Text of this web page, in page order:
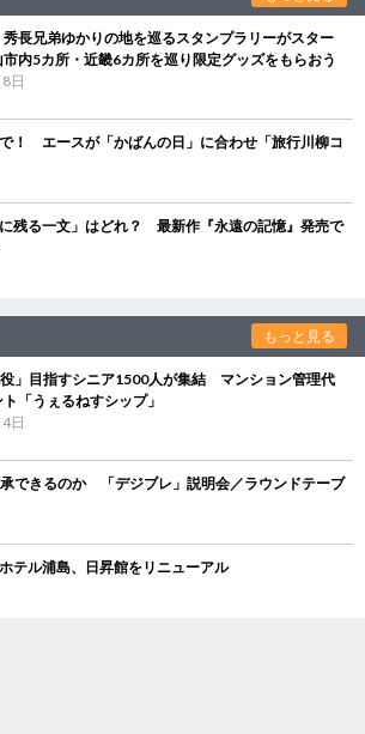
長兄弟ゆかりの地を巡るスタンプラリーがスター
内5カ所・近畿6カ所を巡り限定グッズをもらおう
日
！ エースが「かばんの日」に合わせ「旅行川柳コ
残る一文」はどれ？ 最新作『永遠の記憶』発売で
もっと見る
役」目指すシニア1500人が集結 マンション管理代
「うぇるねすシップ」
日
できるのか 「デジブレ」説明会／ラウンドテーブ
テル浦島、日昇館をリニューアル